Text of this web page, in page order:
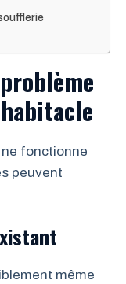
fonctionne
peuvent
même